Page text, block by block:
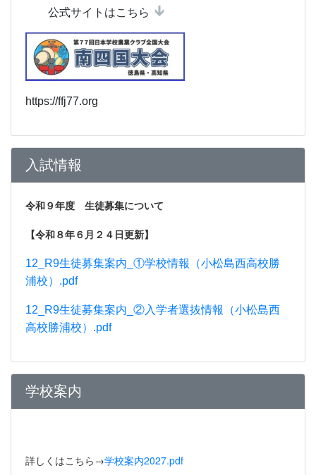
公式サイトはこちら
https://ffj77.org
入試情報
令和９年度 生徒募集について
【令和８年６月２４日更新】
12_R9生徒募集案内_①学校情報（小松島西高校勝
浦校）.pdf
12_R9生徒募集案内_②入学者選抜情報（小松島西
高校勝浦校）.pdf
学校案内
詳しくはこちら→学校案内2027.pdf